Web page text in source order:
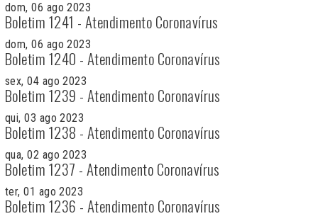
dom, 06 ago 2023
Boletim 1241 - Atendimento Coronavírus
dom, 06 ago 2023
Boletim 1240 - Atendimento Coronavírus
sex, 04 ago 2023
Boletim 1239 - Atendimento Coronavírus
qui, 03 ago 2023
Boletim 1238 - Atendimento Coronavírus
qua, 02 ago 2023
Boletim 1237 - Atendimento Coronavírus
ter, 01 ago 2023
Boletim 1236 - Atendimento Coronavírus